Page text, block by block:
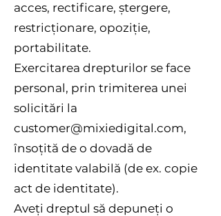
acces, rectificare, ștergere,
restricționare, opoziție,
portabilitate.
Exercitarea drepturilor se face
personal, prin trimiterea unei
solicitări la
customer@mixiedigital.com,
însoțită de o dovadă de
identitate valabilă (de ex. copie
act de identitate).
Aveți dreptul să depuneți o